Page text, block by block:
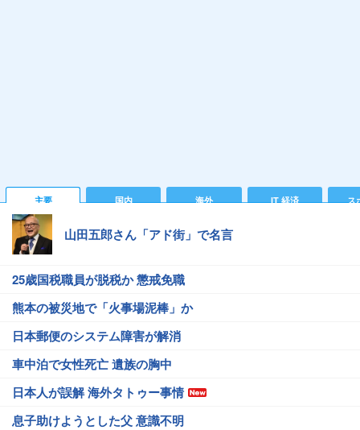
主要 国内 海外 IT 経済 ス
山田五郎さん「アド街」で名言
25歳国税職員が脱税か 懲戒免職
熊本の被災地で「火事場泥棒」か
日本郵便のシステム障害が解消
車中泊で女性死亡 遺族の胸中
日本人が誤解 海外タトゥー事情
息子助けようとした父 意識不明